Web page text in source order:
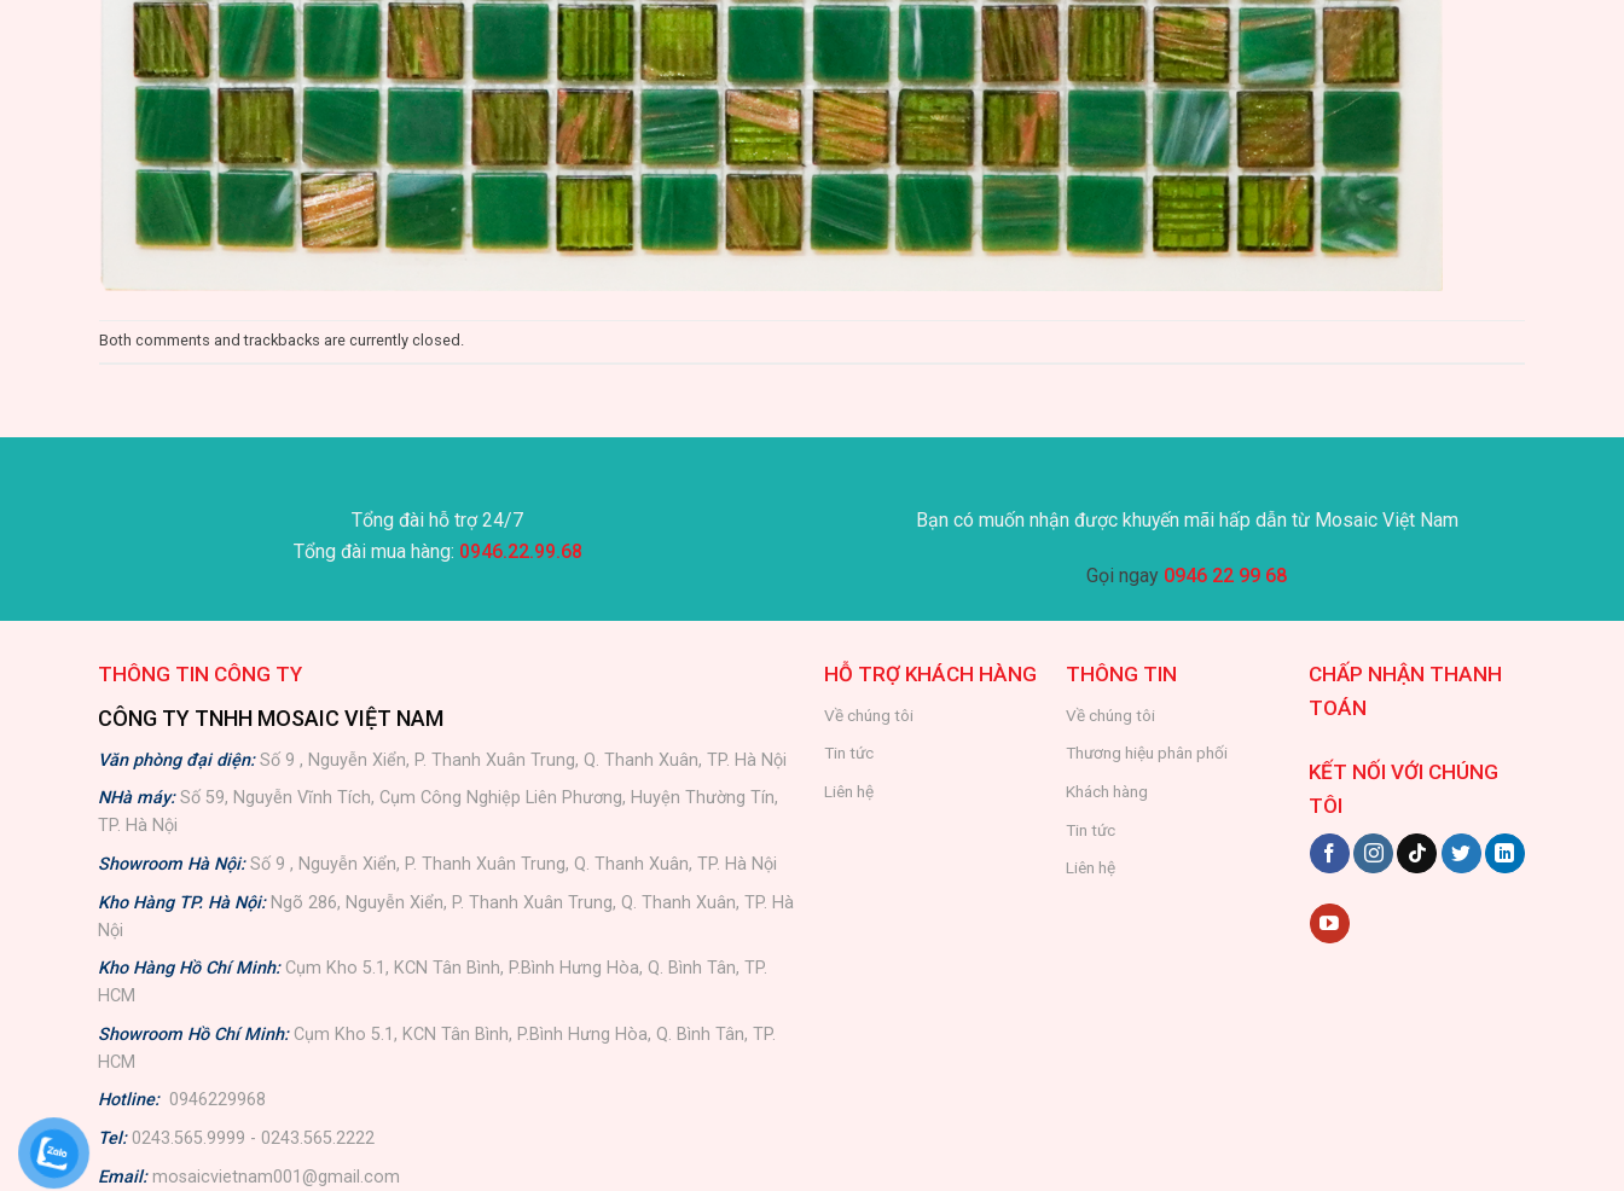
Both comments and trackbacks are currently closed.
Tổng đài hỗ trợ 24/7
Tổng đài mua hàng: 0946.22.99.68
Bạn có muốn nhận được khuyến mãi hấp dẫn từ Mosaic Việt Nam
Gọi ngay 0946 22 99 68
THÔNG TIN CÔNG TY
CÔNG TY TNHH MOSAIC VIỆT NAM
Văn phòng đại diện:Số 9 , Nguyễn Xiển, P. Thanh Xuân Trung, Q. Thanh Xuân, TP. Hà Nội
NHà máy: Số 59, Nguyễn Vĩnh Tích, Cụm Công Nghiệp Liên Phương, Huyện Thường Tín,
TP. Hà Nội
Showroom Hà Nội: Số 9 , Nguyễn Xiển, P. Thanh Xuân Trung, Q. Thanh Xuân, TP. Hà Nội
Kho Hàng TP. Hà Nội: Ngõ 286, Nguyễn Xiển, P. Thanh Xuân Trung, Q. Thanh Xuân, TP. Hà
Nội
Kho Hàng Hồ Chí Minh: Cụm Kho 5.1, KCN Tân Bình, P.Bình Hưng Hòa, Q. Bình Tân, TP.
HCM
Showroom Hồ Chí Minh: Cụm Kho 5.1, KCN Tân Bình, P.Bình Hưng Hòa, Q. Bình Tân, TP.
HCM
Hotline: 0946229968
Tel: 0243.565.9999 - 0243.565.2222
Email: mosaicvietnam001@gmail.com
HỖ TRỢ KHÁCH HÀNG
Về chúng tôi
Tin tức
Liên hệ
THÔNG TIN
Về chúng tôi
Thương hiệu phân phối
Khách hàng
Tin tức
Liên hệ
CHẤP NHẬN THANH
TOÁN
KẾT NỐI VỚI CHÚNG
TÔI